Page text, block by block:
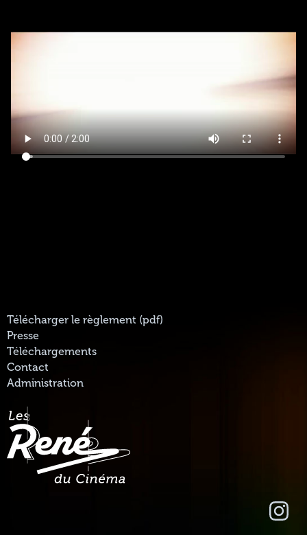
Télécharger le règlement (pdf)
Presse
Téléchargements
Contact
Administration